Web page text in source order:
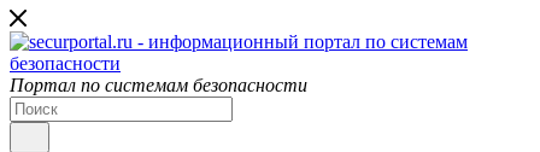
Портал по системам безопасности